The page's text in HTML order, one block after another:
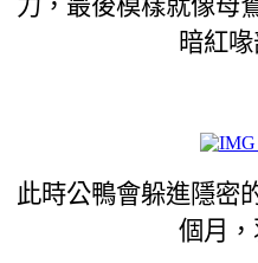
力，最後模樣就像母
暗紅
此時公鴨會躲進隱密
個月